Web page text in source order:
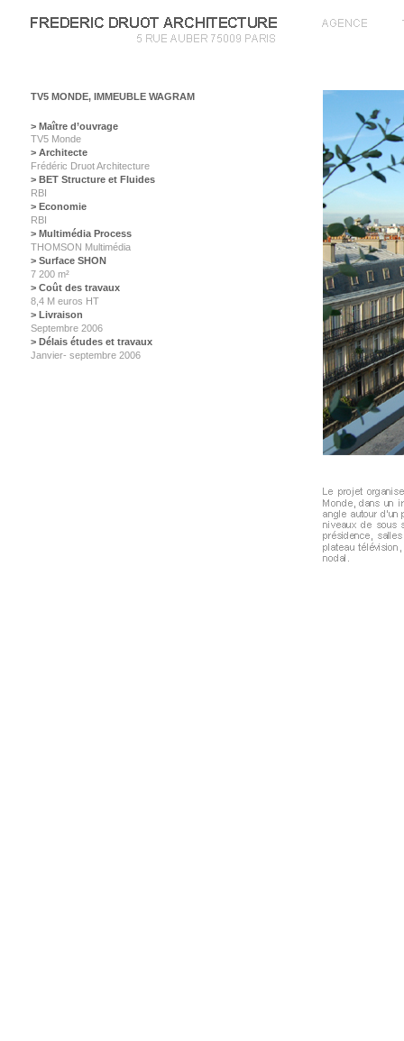
TV5 MONDE, IMMEUBLE WAGRAM
> Maître d’ouvrage
TV5 Monde
> Architecte
Frédéric Druot Architecture
> BET Structure et Fluides
RBI
> Economie
RBI
> Multimédia Process
THOMSON Multimédia
> Surface SHON
7 200 m²
> Coût des travaux
8,4 M euros HT
> Livraison
Septembre 2006
> Délais études et travaux
Janvier- septembre 2006